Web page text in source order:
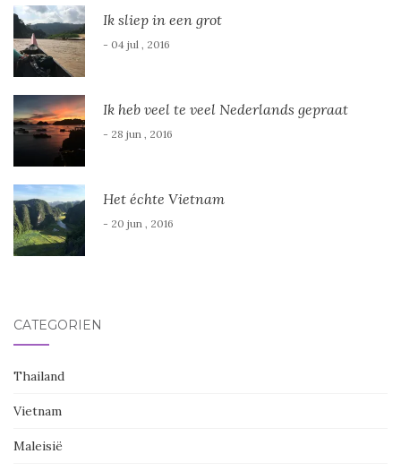
Ik sliep in een grot
- 04 jul , 2016
Ik heb veel te veel Nederlands gepraat
- 28 jun , 2016
Het échte Vietnam
- 20 jun , 2016
CATEGORIËN
Thailand
Vietnam
Maleisië